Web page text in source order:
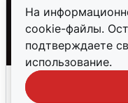
На
cookie-файлы.
подтверждаете
использование.
Взрывы в
тревоги